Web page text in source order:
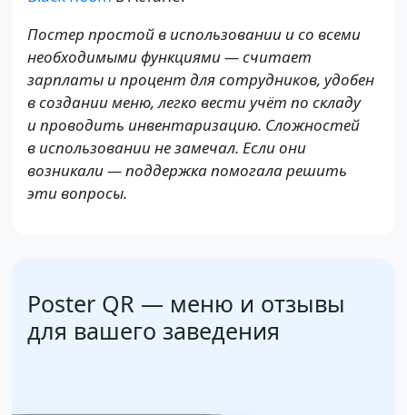
Постер простой в использовании и со всеми
необходимыми функциями — считает
зарплаты и процент для сотрудников, удобен
в создании меню, легко вести учёт по складу
и проводить инвентаризацию. Сложностей
в использовании не замечал. Если они
возникали — поддержка помогала решить
эти вопросы.
Poster QR — меню и отзывы
для вашего заведения